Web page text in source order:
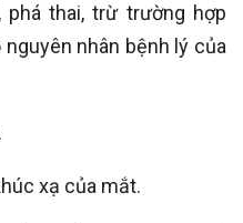
phá thai, trừ trường hợp
nhân bệnh lý của
xạ của mắt.